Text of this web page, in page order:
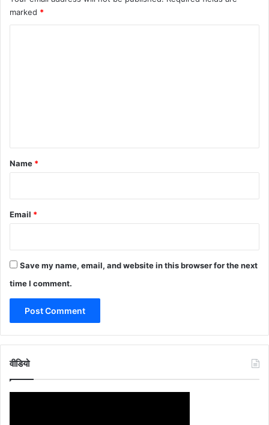
marked *
*
Name *
Email *
Save my name, email, and website in this browser for the next
time I comment.
वीडियो